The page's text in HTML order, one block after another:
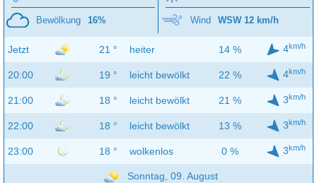
Bewölkung 16% Wind WSW 12 km/h
Jetzt 21 ° heiter 14 % 4km/h
20:00 19 ° leicht bewölkt 22 % 4km/h
21:00 18 ° leicht bewölkt 21 % 3km/h
22:00 18 ° leicht bewölkt 13 % 3km/h
23:00 18 ° wolkenlos 0 % 3km/h
Sonntag, 09. August